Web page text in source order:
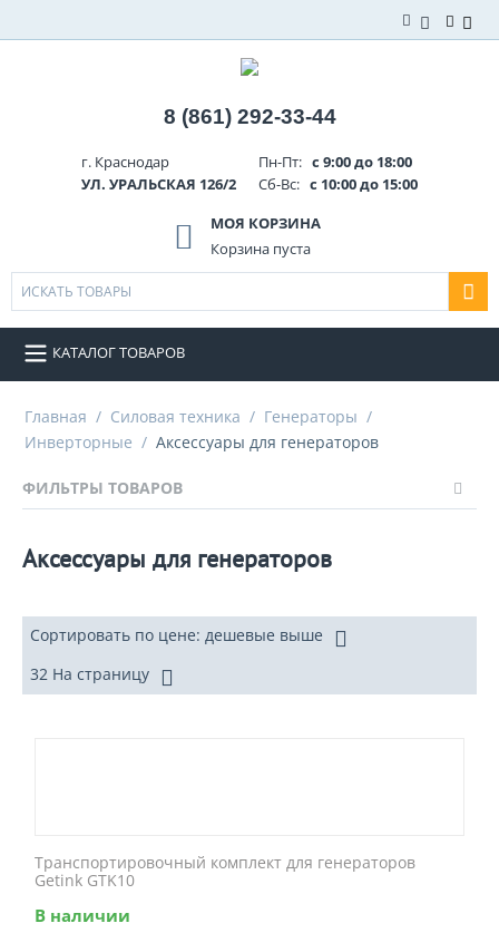
8 (861) 292-33-44
г. Краснодар
УЛ. УРАЛЬСКАЯ 126/2
Пн-Пт: с 9:00 до 18:00
Сб-Вс: с 10:00 до 15:00
МОЯ КОРЗИНА
Корзина пуста
КАТАЛОГ ТОВАРОВ
Главная / Силовая техника / Генераторы /
Инверторные / Аксессуары для генераторов
ФИЛЬТРЫ ТОВАРОВ
Аксессуары для генераторов
Сортировать по цене: дешевые выше
32 На страницу
Транспортировочный комплект для генераторов
Getink GTK10
В наличии